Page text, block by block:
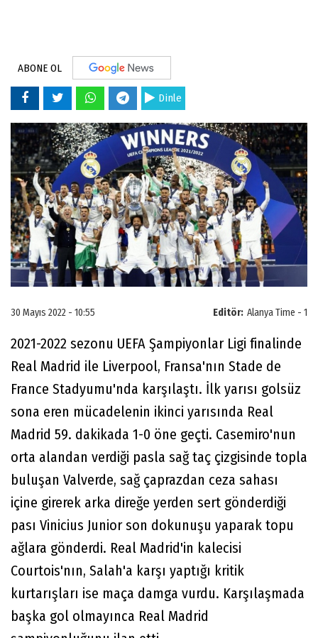
ABONE OL
Dinle
Editör: Alanya Time - 1
30 Mayıs 2022 - 10:55
2021-2022 sezonu UEFA Şampiyonlar Ligi finalinde
Real Madrid ile Liverpool, Fransa'nın Stade de
France Stadyumu'nda karşılaştı. İlk yarısı golsüz
sona eren mücadelenin ikinci yarısında Real
Madrid 59. dakikada 1-0 öne geçti. Casemiro'nun
orta alandan verdiği pasla sağ taç çizgisinde topla
buluşan Valverde, sağ çaprazdan ceza sahası
içine girerek arka direğe yerden sert gönderdiği
pası Vinicius Junior son dokunuşu yaparak topu
ağlara gönderdi. Real Madrid'in kalecisi
Courtois'nın, Salah'a karşı yaptığı kritik
kurtarışları ise maça damga vurdu. Karşılaşmada
başka gol olmayınca Real Madrid